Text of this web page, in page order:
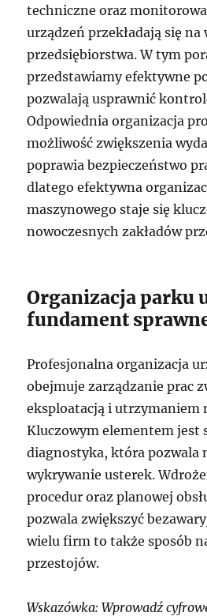
techniczne oraz
urządzeń przekładają się na
przedsiębiorstwa. W tym
przedstawiamy efektywne
pozwalają usprawnić
Odpowiednia organizacja
możliwość zwiększenia
poprawia bezpieczeństwo
dlatego efektywna
maszynowego staje się
nowoczesnych zakładów
Organizacja parku
fundament
Profesjonalna organizacja
obejmuje zarządzanie prac
eksploatacją i utrzymaniem
Kluczowym elementem jest
diagnostyka, która pozwala
wykrywanie usterek.
procedur oraz planowej
pozwala zwiększyć
wielu firm to także sposób
przestojów.
Wskazówka: Wprowadź